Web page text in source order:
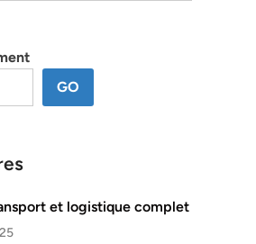
GO
et logistique complet